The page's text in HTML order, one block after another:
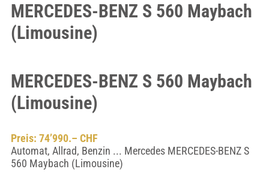
MERCEDES-BENZ S 560 Maybach
(Limousine)
MERCEDES-BENZ S 560 Maybach
(Limousine)
Preis: 74’990.– CHF
Automat, Allrad, Benzin ... Mercedes MERCEDES-BENZ S
560 Maybach (Limousine)